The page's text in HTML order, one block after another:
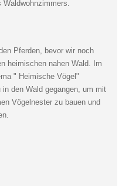
Pferden, bevor wir noch
heimischen nahen Wald. Im
" Heimische Vögel"
den Wald gegangen, um mit
Vögelnester zu bauen und